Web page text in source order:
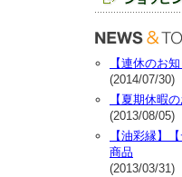
【連休のお知
(2014/07/30)
【夏期休暇
(2013/08/05)
【油彩縁】
商品
(2013/03/31)